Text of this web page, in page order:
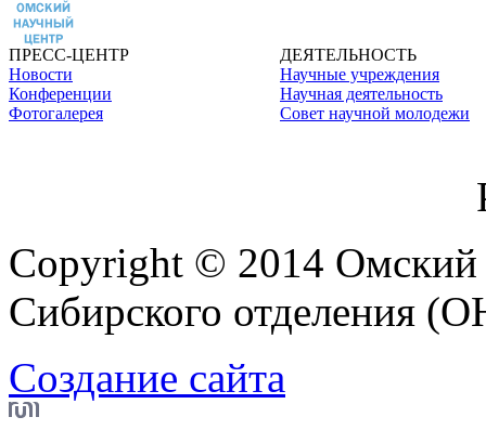
ПРЕСС-ЦЕНТР
ДЕЯТЕЛЬНОСТЬ
Новости
Научные учреждения
Конференции
Научная деятельность
Фотогалерея
Совет научной молодежи
Copyright © 2014 Омский
Сибирского отделения
Создание сайта